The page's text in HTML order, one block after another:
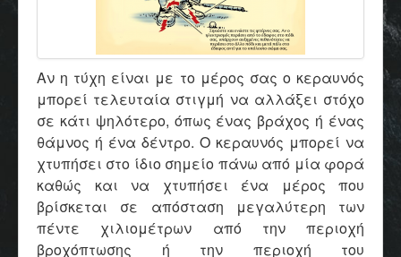
Αν η τύχη είναι με το μέρος σας ο κεραυνός
μπορεί τελευταία στιγμή να αλλάξει στόχο
σε κάτι ψηλότερο, όπως ένας βράχος ή ένας
θάμνος ή ένα δέντρο. Ο κεραυνός μπορεί να
χτυπήσει στο ίδιο σημείο πάνω από μία φορά
καθώς και να χτυπήσει ένα μέρος που
βρίσκεται σε απόσταση μεγαλύτερη των
πέντε χιλιομέτρων από την περιοχή
βροχόπτωσης ή την περιοχή του